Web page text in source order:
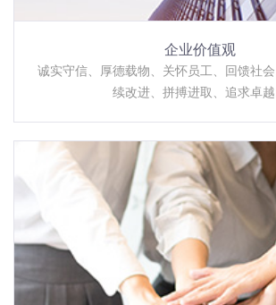
企业价值观
诚实守信、厚德载物、关怀员工、回馈社
续改进、拼搏进取、追求卓越